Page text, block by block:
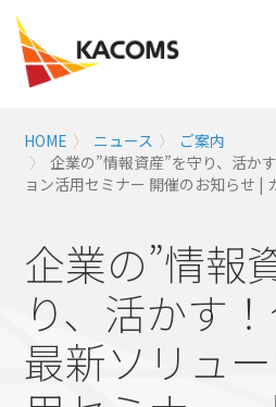
HOME ニュース
ご案内
企業の”情報資産”を守り、活か
ョン活用セミナー 開催のお知らせ |
企業の”情報
り、活かす
最新ソリュ